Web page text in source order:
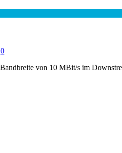
0
von 10 MBit/s im